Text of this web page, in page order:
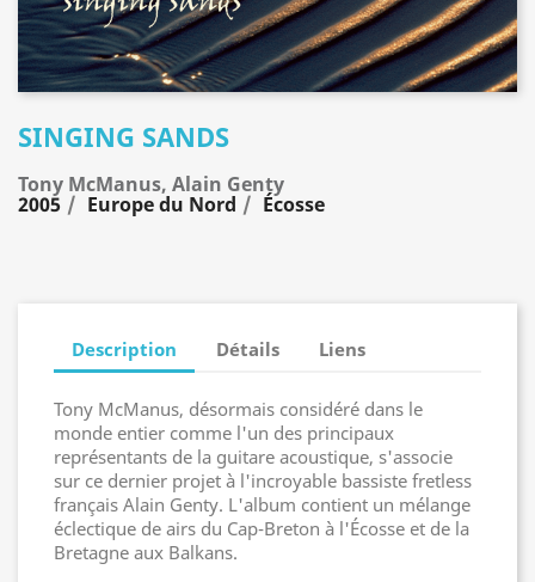
SINGING SANDS
Tony McManus, Alain Genty
2005 Europe du Nord Écosse
Description Détails Liens
Tony McManus, désormais considéré dans le
monde entier comme l'un des principaux
représentants de la guitare acoustique, s'associe
sur ce dernier projet à l'incroyable bassiste fretless
français Alain Genty. L'album contient un mélange
éclectique de airs du Cap-Breton à l'Écosse et de la
Bretagne aux Balkans.